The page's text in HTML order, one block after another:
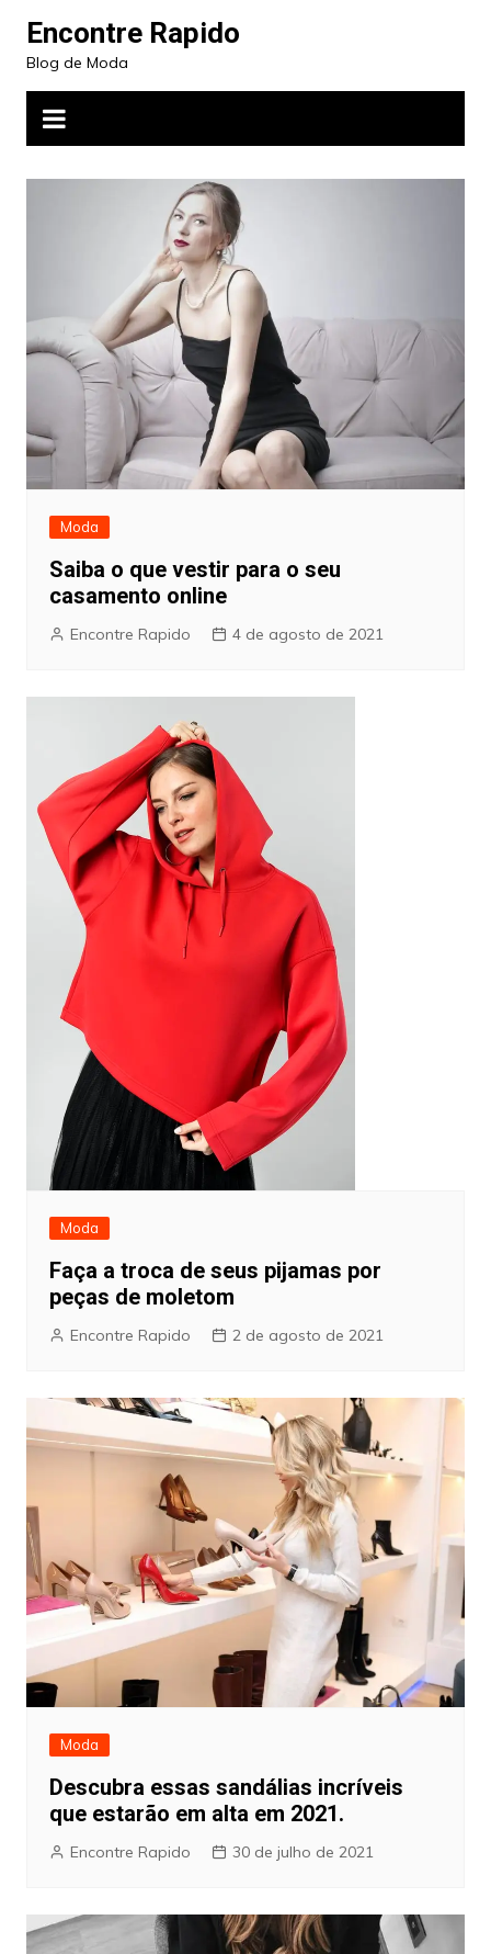
para
conteúdo
Encontre Rapido
Blog de Moda
Moda
Saiba o que vestir para o seu
casamento online
Encontre Rapido 4 de agosto de 2021
Moda
Faça a troca de seus pijamas por
peças de moletom
Encontre Rapido 2 de agosto de 2021
Moda
Descubra essas sandálias incríveis
que estarão em alta em 2021.
Encontre Rapido 30 de julho de 2021